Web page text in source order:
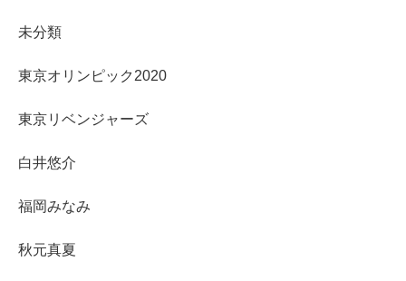
未分類
東京オリンピック2020
東京リベンジャーズ
白井悠介
福岡みなみ
秋元真夏